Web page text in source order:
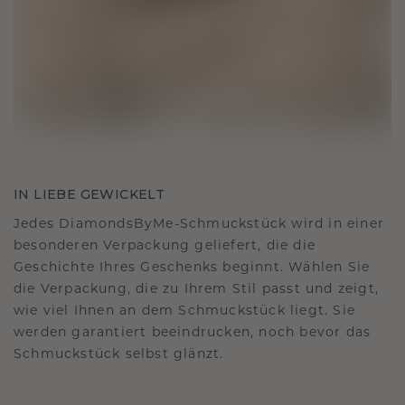
IN LIEBE GEWICKELT
Jedes DiamondsByMe-Schmuckstück wird in einer
besonderen Verpackung geliefert, die die
Geschichte Ihres Geschenks beginnt. Wählen Sie
die Verpackung, die zu Ihrem Stil passt und zeigt,
wie viel Ihnen an dem Schmuckstück liegt. Sie
werden garantiert beeindrucken, noch bevor das
Schmuckstück selbst glänzt.